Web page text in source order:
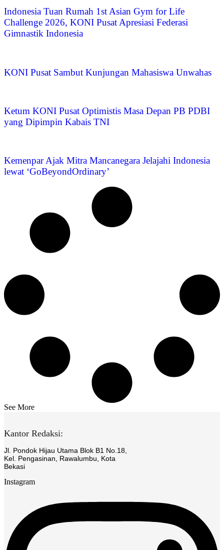
Indonesia Tuan Rumah 1st Asian Gym for Life
Challenge 2026, KONI Pusat Apresiasi Federasi
Gimnastik Indonesia
KONI Pusat Sambut Kunjungan Mahasiswa Unwahas
Ketum KONI Pusat Optimistis Masa Depan PB PDBI
yang Dipimpin Kabais TNI
Kemenpar Ajak Mitra Mancanegara Jelajahi Indonesia
lewat ‘GoBeyondOrdinary’
See More
Kantor Redaksi:
Jl. Pondok Hijau Utama Blok B1 No.18,
Kel. Pengasinan, Rawalumbu, Kota
Bekasi
Instagram